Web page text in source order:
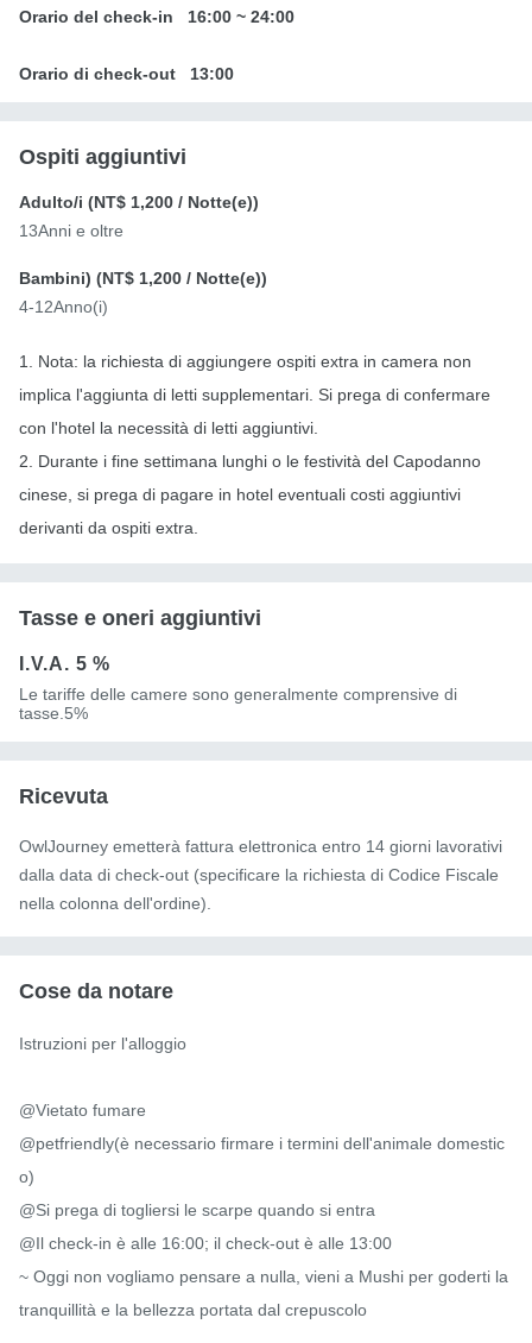
Orario del check-in 16:00 ~ 24:00
Orario di check-out 13:00
Ospiti aggiuntivi
Adulto/i (NT$ 1,200 / Notte(e))
13Anni e oltre
Bambini) (NT$ 1,200 / Notte(e))
4-12Anno(i)
1. Nota: la richiesta di aggiungere ospiti extra in camera non
implica l'aggiunta di letti supplementari. Si prega di confermare
con l'hotel la necessità di letti aggiuntivi.
2. Durante i fine settimana lunghi o le festività del Capodanno
cinese, si prega di pagare in hotel eventuali costi aggiuntivi
derivanti da ospiti extra.
Tasse e oneri aggiuntivi
I.V.A. 5 %
Le tariffe delle camere sono generalmente comprensive di
tasse.5%
Ricevuta
OwlJourney emetterà fattura elettronica entro 14 giorni lavorativi
dalla data di check-out (specificare la richiesta di Codice Fiscale
nella colonna dell'ordine).
Cose da notare
Istruzioni per l'alloggio
@Vietato fumare
@petfriendly(è necessario firmare i termini dell'animale domestic
o)
@Si prega di togliersi le scarpe quando si entra
@Il check-in è alle 16:00; il check-out è alle 13:00
~ Oggi non vogliamo pensare a nulla, vieni a Mushi per goderti la
tranquillità e la bellezza portata dal crepuscolo